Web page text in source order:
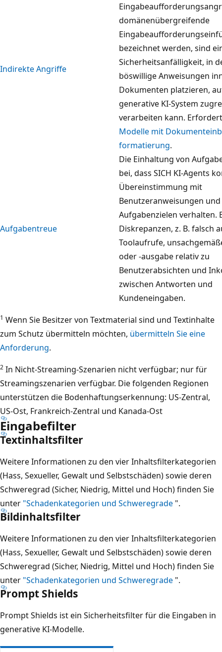
Indirekte Angriffe
domänenübergreifende
bezeichnet werden, sind
Sicherheitsanfälligkeit, in
böswillige Anweisungen
Dokumenten platzieren,
generative KI-System
verarbeiten kann.
Modelle mit
formatierung.
Aufgabentreue
Die Einhaltung von
bei, dass SICH KI-Agents
Übereinstimmung mit
Benutzeranweisungen und
Aufgabenzielen verhalten.
Diskrepanzen, z. B. falsch
Toolaufrufe,
oder -ausgabe relativ zu
Benutzerabsichten und
zwischen Antworten und
Kundeneingaben.
1 Wenn Sie Besitzer von Textmaterial sind und Textinhalte
zum Schutz übermitteln möchten, übermitteln Sie eine
Anforderung.
2 In Nicht-Streaming-Szenarien nicht verfügbar; nur für
Streamingszenarien verfügbar. Die folgenden Regionen
unterstützen die Bodenhaftungserkennung: US-Zentral,
US-Ost, Frankreich-Zentral und Kanada-Ost
Eingabefilter
Textinhaltsfilter
Weitere Informationen zu den vier Inhaltsfilterkategorien
(Hass, Sexueller, Gewalt und Selbstschäden) sowie deren
Schweregrad (Sicher, Niedrig, Mittel und Hoch) finden Sie
unter "Schadenkategorien und Schweregrade ".
Bildinhaltsfilter
Weitere Informationen zu den vier Inhaltsfilterkategorien
(Hass, Sexueller, Gewalt und Selbstschäden) sowie deren
Schweregrad (Sicher, Niedrig, Mittel und Hoch) finden Sie
unter "Schadenkategorien und Schweregrade ".
Prompt Shields
Prompt Shields ist ein Sicherheitsfilter für die Eingaben in
generative KI-Modelle.